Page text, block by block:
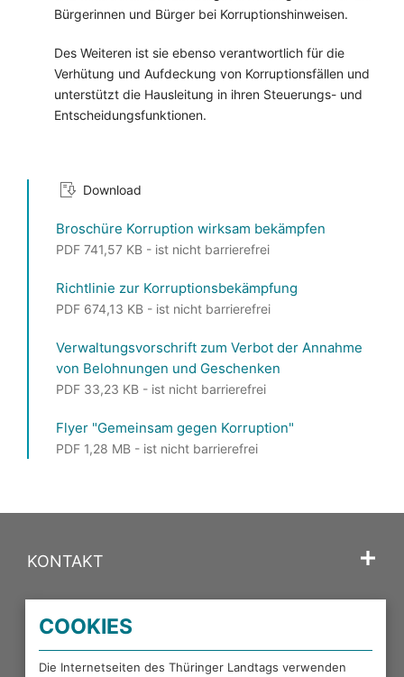
Bürgerinnen und Bürger bei Korruptionshinweisen.
Des Weiteren ist sie ebenso verantwortlich für die
Verhütung und Aufdeckung von Korruptionsfällen und
unterstützt die Hausleitung in ihren Steuerungs- und
Entscheidungsfunktionen.
Download
Broschüre Korruption wirksam bekämpfen
PDF 741,57 KB - ist nicht barrierefrei
Richtlinie zur Korruptionsbekämpfung
PDF 674,13 KB - ist nicht barrierefrei
Verwaltungsvorschrift zum Verbot der Annahme
von Belohnungen und Geschenken
PDF 33,23 KB - ist nicht barrierefrei
Flyer "Gemeinsam gegen Korruption"
PDF 1,28 MB - ist nicht barrierefrei
KONTAKT
PORTALE DES THÜRINGER LANDTAGS
COOKIES
Die Internetseiten des Thüringer Landtags verwenden